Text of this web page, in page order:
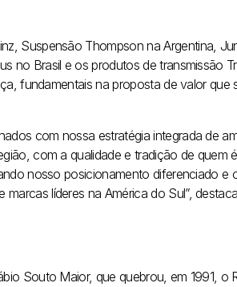
Suspensão Thompson na Argentina,
no Brasil e os produtos de transmissão
fundamentais na proposta de valor que
com nossa estratégia integrada de
com a qualidade e tradição de quem
nosso posicionamento diferenciado e
líderes na América do Sul”,
Souto Maior, que quebrou, em 1991, o